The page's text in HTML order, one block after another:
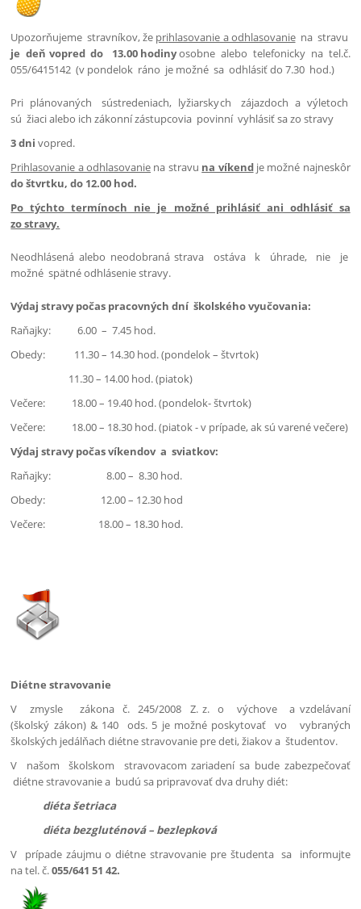
Upozorňujeme stravníkov, že prihlasovanie a odhlasovaniena stravu
je deň vopred do 13.00 hodinyosobne alebo telefonicky na tel.č.
055/6415142 (v pondelok ráno je možné sa odhlásiť do 7.30 hod.)
Pri plánovaných sústredeniach, lyžiarskych zájazdoch a výletoch
sú žiaci alebo ich zákonní zástupcovia povinní vyhlásiť sa zo stravy
3 dni vopred.
Prihlasovanie a odhlasovanie na stravu na víkendje možné najneskôr
do štvrtku, do 12.00 hod.
Po týchto termínoch nie je možné prihlásiť ani odhlásiť sa
zo stravy.
Neodhlásená alebo neodobraná strava ostáva k úhrade, nie je
možné spätné odhlásenie stravy.
Výdaj stravy počas pracovných dní školského vyučovania:
Raňajky: 6.00 – 7.45 hod.
Obedy: 11.30 – 14.30 hod. (pondelok – štvrtok)
11.30 – 14.00 hod. (piatok)
Večere: 18.00 – 19.40 hod. (pondelok- štvrtok)
Večere: 18.00 – 18.30 hod. (piatok - v prípade, ak sú varené večere)
Výdaj stravy počas víkendov a sviatkov:
Raňajky: 8.00 – 8.30 hod.
Obedy: 12.00 – 12.30 hod
Večere: 18.00 – 18.30 hod.
Diétne stravovanie
V zmysle zákona č. 245/2008 Z. z. o výchove a vzdelávaní
(školský zákon) & 140 ods. 5 je možné poskytovať vo vybraných
školských jedálňach diétne stravovanie pre deti, žiakov a študentov.
V našom školskom stravovacom zariadení sa bude zabezpečovať
diétne stravovanie a budú sa pripravovať dva druhy diét:
diéta šetriaca
diéta bezgluténová – bezlepková
V prípade záujmu o diétne stravovanie pre študenta sa informujte
na tel. č.055/641 51 42.